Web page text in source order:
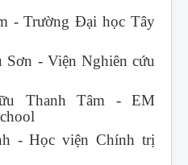
- Trường Đại học Tây
Sơn - Viện Nghiên cứu
Thanh Tâm - EM
- Học viện Chính trị